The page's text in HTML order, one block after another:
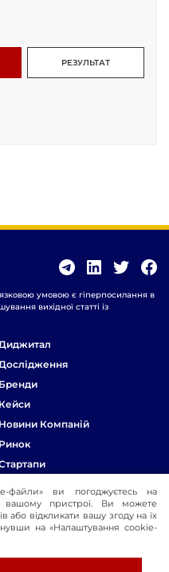
РЕЗУЛЬТАТ
умовою є гіперпосилання в
вихідної статті із
Бренди
Кейси
Новини Компаній
Ринок
файли» ви погоджуєтесь на
вашому пристрої. Ви можете
або відкликати вашу згоду на їх
на «Налаштування cookie-